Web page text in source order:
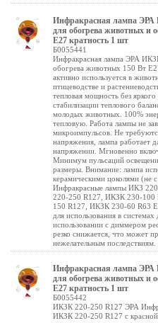
Инфракрасная лампа ЭРА
для обогрева животных и
Е27 кратность 1 шт
Б0055441
Инфракрасная лампа ЭРА
обогрева животных 150 Вт
активно используется в
птицеводстве и
тепловая мощность без
стабилизации теплового
молодых животных. 100%
тепловую. Работа лампы не
микроимпульсов. Не
напряжения, лампа работает
напряжении. Мгновенно
Минимум пульсаций
размеры. Внимание: лампа
керамическими цоколями (не
Инфракрасные лампы ИКЗ
220-250 R127, ИКЗК 230-
150 R127, ИКЗК 230-60 R63
для использования в
использовании с диммером
резко снижается, что может
нежелательным последствиям.
Инфракрасная лампа ЭРА
для обогрева животных и
Е27 кратность 1 шт
Б0055442
ИКЗК 220-250 R127 ЭРА
ИКЗК 220-250 R127 с красной